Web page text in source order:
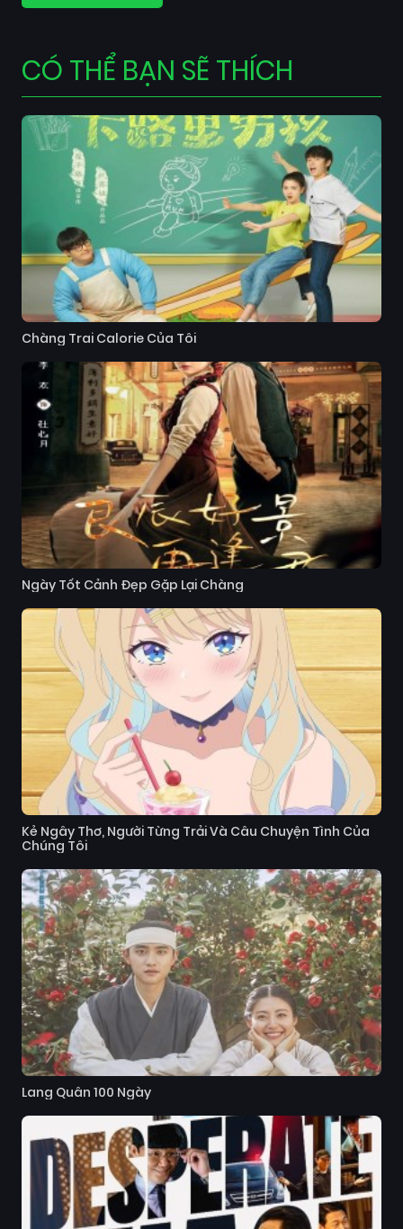
CÓ THỂ BẠN SẼ THÍCH
Chàng Trai Calorie Của Tôi
Ngày Tốt Cảnh Đẹp Gặp Lại Chàng
Kẻ Ngây Thơ, Người Từng Trải Và Câu Chuyện Tình Của
Chúng Tôi
Lang Quân 100 Ngày